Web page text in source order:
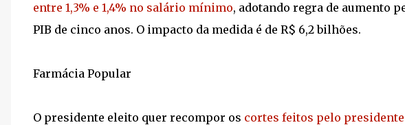
entre 1,3% e 1,4% no salário mínimo, adotando regra de aumento
PIB de cinco anos. O impacto da medida é de R$ 6,2 bilhões.
Farmácia Popular
O presidente eleito quer recompor os cortes feitos pelo